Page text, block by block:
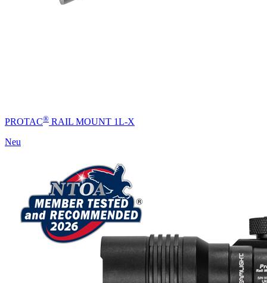
PROTAC® RAIL MOUNT 1L-X
Neu